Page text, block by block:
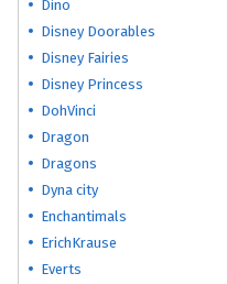
Dino
Disney Doorables
Disney Fairies
Disney Princess
DohVinci
Dragon
Dragons
Dyna city
Enchantimals
ErichKrause
Everts